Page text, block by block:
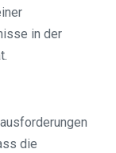
in der
die